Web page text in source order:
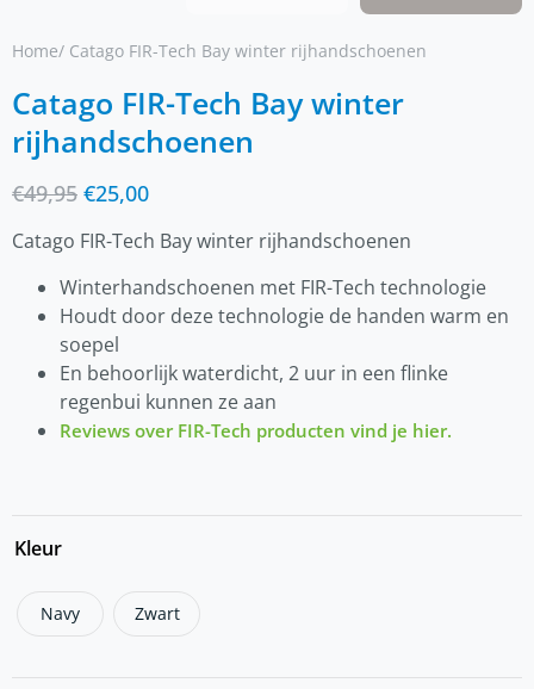
Home/ Catago FIR-Tech Bay winter rijhandschoenen
Catago FIR-Tech Bay winter
rijhandschoenen
€49,95 €25,00
Catago FIR-Tech Bay winter rijhandschoenen
Winterhandschoenen met FIR-Tech technologie
Houdt door deze technologie de handen warm en
soepel
En behoorlijk waterdicht, 2 uur in een flinke
regenbui kunnen ze aan
Reviews over FIR-Tech producten vind je hier.
Kleur
Navy Zwart